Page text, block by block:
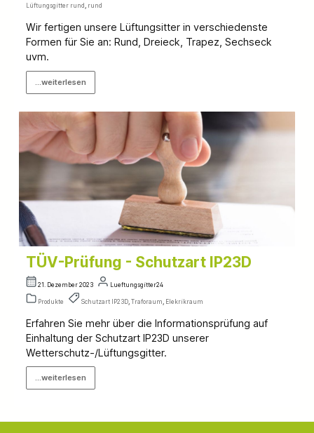
Lüftungsgitter rund , rund
Wir fertigen unsere Lüftungsitter in verschiedenste
Formen für Sie an: Rund, Dreieck, Trapez, Sechseck
uvm.
...weiterlesen
TÜV-Prüfung - Schutzart IP23D
21. Dezember 2023 Lueftungsgitter24
Produkte Schutzart IP23D, Traforaum Elekrikraum
Erfahren Sie mehr über die Informationsprüfung auf
Einhaltung der Schutzart IP23D unserer
Wetterschutz-/Lüftungsgitter.
...weiterlesen